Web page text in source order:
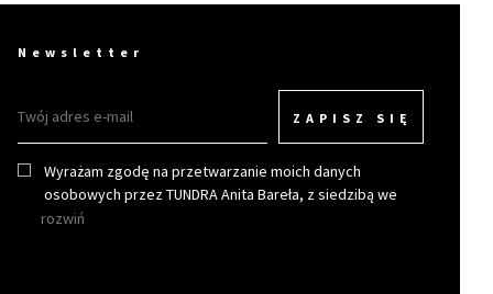
Newsletter
ZAPISZ SIĘ
Wyrażam zgodę na przetwarzanie moich danych
osobowych przez TUNDRA Anita Bareła, z siedzibą we
Wrocławiu w celu otrzymywania newslettera.
rozwiń